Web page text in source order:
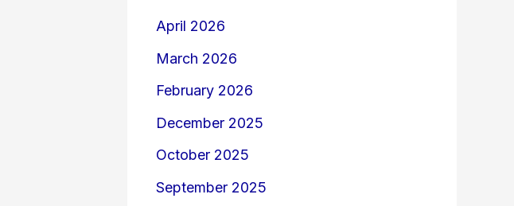
April 2026
March 2026
February 2026
December 2025
October 2025
September 2025